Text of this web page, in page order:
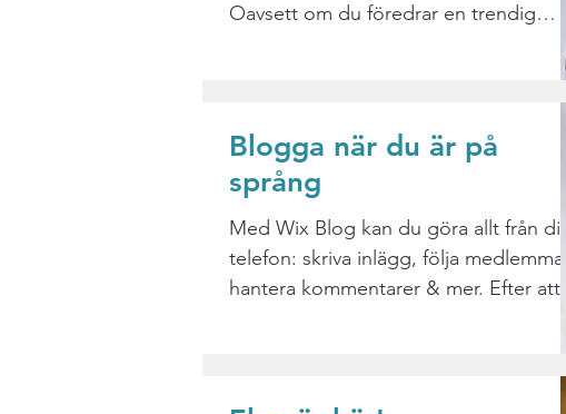
Oavsett om du föredrar en trendig
Blogga när du är på
språng
Med Wix Blog kan du göra allt från din
telefon: skriva inlägg, följa medlemmar,
hantera kommentarer & mer. Efter att